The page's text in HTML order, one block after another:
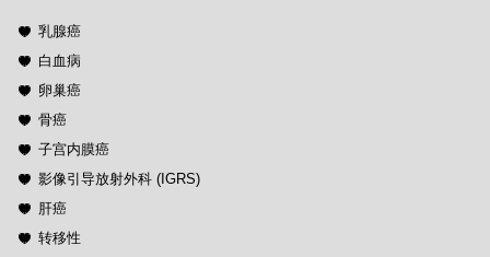
乳腺癌
白血病
卵巢癌
骨癌
子宫内膜癌
影像引导放射外科 (IGRS)
肝癌
转移性